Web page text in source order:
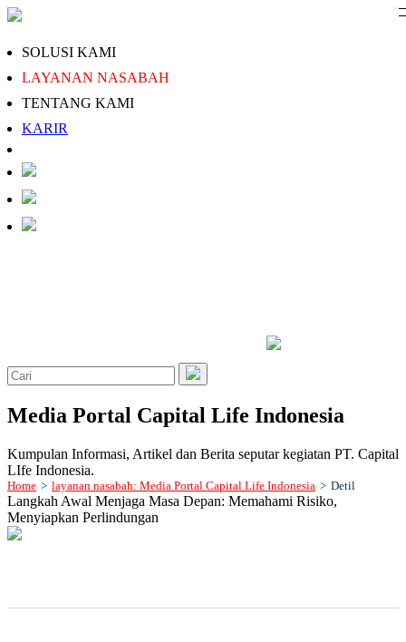
SOLUSI KAMI
LAYANAN NASABAH
TENTANG KAMI
KARIR
Media Portal Capital Life Indonesia
Kumpulan Informasi, Artikel dan Berita seputar kegiatan PT. Capital
LIfe Indonesia.
Home > layanan nasabah: Media Portal Capital Life Indonesia > Detil
Langkah Awal Menjaga Masa Depan: Memahami Risiko,
Menyiapkan Perlindungan